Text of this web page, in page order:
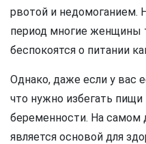
рвотой и недомоганием.
период многие женщины
беспокоятся о питании
Однако, даже если у вас
что нужно избегать
беременности. На самом
является основой для